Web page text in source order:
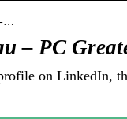
…
– PC
on LinkedIn,